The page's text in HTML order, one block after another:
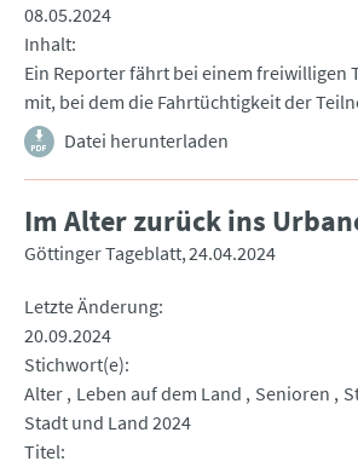
08.05.2024
Inhalt
Ein Reporter fährt bei einem freiwilligen
mit, bei dem die Fahrtüchtigkeit der
Datei herunterladen
Im Alter zurück ins
Göttinger Tageblatt 24.04.2024
Letzte Änderung
20.09.2024
Stichwort(e)
Alter Leben auf dem Land Senioren
Stadt und Land 2024
Titel